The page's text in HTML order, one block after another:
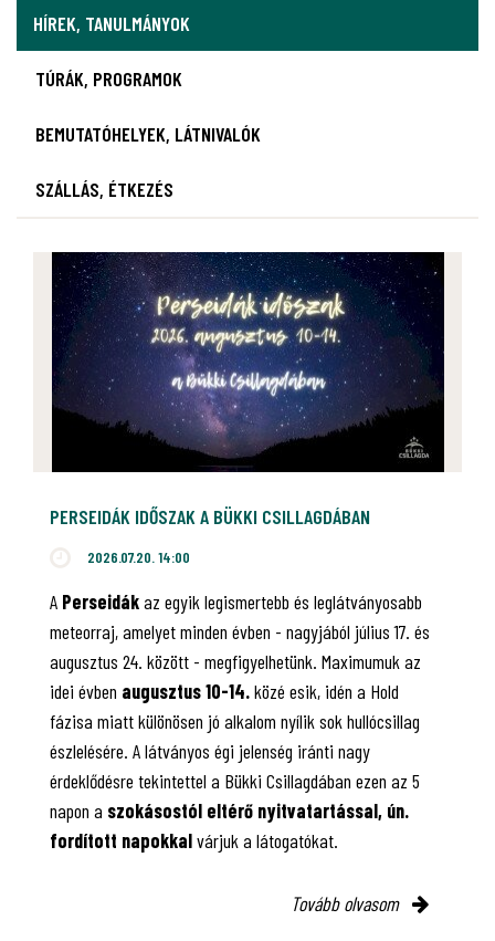
HÍREK, TANULMÁNYOK
TÚRÁK, PROGRAMOK
BEMUTATÓHELYEK, LÁTNIVALÓK
SZÁLLÁS, ÉTKEZÉS
PERSEIDÁK IDŐSZAK A BÜKKI CSILLAGDÁBAN
2026.07.20. 14:00
A Perseidákaz egyik legismertebb és leglátványosabb
meteorraj, amelyet minden évben - nagyjából július 17. és
augusztus 24. között - megfigyelhetünk. Maximumuk az
idei évben augusztus 10-14.közé esik, idén a Hold
fázisa miatt különösen jó alkalom nyílik sok hullócsillag
észlelésére. A látványos égi jelenség iránti nagy
érdeklődésre tekintettel a Bükki Csillagdában ezen az 5
napon a szokásostól eltérő nyitvatartással, ún.
fordított napokkalvárjuk a látogatókat.
Tovább olvasom